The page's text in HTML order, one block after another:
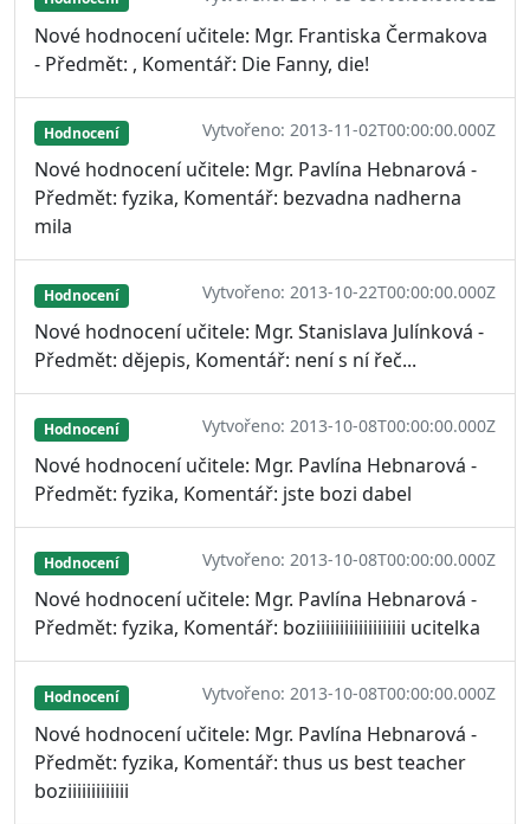
Nové hodnocení učitele: Mgr. Frantiska Čermakova
- Předmět: , Komentář: Die Fanny, die!
Hodnocení Vytvořeno: 2013-11-02T00:00:00.000Z
Nové hodnocení učitele: Mgr. Pavlína Hebnarová -
Předmět: fyzika, Komentář: bezvadna nadherna
mila
Hodnocení Vytvořeno: 2013-10-22T00:00:00.000Z
Nové hodnocení učitele: Mgr. Stanislava Julínková -
Předmět: dějepis, Komentář: není s ní řeč...
Hodnocení Vytvořeno: 2013-10-08T00:00:00.000Z
Nové hodnocení učitele: Mgr. Pavlína Hebnarová -
Předmět: fyzika, Komentář: jste bozi dabel
Hodnocení Vytvořeno: 2013-10-08T00:00:00.000Z
Nové hodnocení učitele: Mgr. Pavlína Hebnarová -
Předmět: fyzika, Komentář: boziiiiiiiiiiiiiiiiiii ucitelka
Hodnocení Vytvořeno: 2013-10-08T00:00:00.000Z
Nové hodnocení učitele: Mgr. Pavlína Hebnarová -
Předmět: fyzika, Komentář: thus us best teacher
boziiiiiiiiiiiii